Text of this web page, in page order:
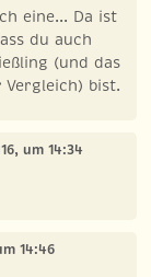
eine... Da ist
du auch
(und das
bist.
um 14:34
14:46